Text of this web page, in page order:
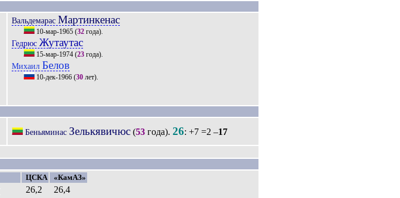
Вальдемарас Мартинкенас
10-мар-1965 (32 года).
Гедрюс Жутаутас
15-мар-1974 (23 года).
Михаил Белов
10-дек-1966 (30 лет).
Беньяминас Зелькявичюс (53 года).26: +7 =2 –17
ЦСКА
«КамАЗ»
26,2
26,4